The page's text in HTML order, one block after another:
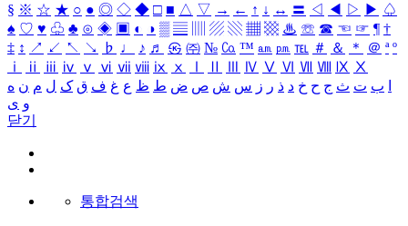
§ ※ ☆ ★ ○ ● ◎ ◇ ◆ □ ■ △ ▽ → ← ↑ ↓ ↔ 〓 ◁ ◀ ▷ ▶ ♤
♠ ♡ ♥ ♧ ♣ ⊙ ◈ ▣ ◐ ◑ ▒ ▤ ▨ ▧ ▦ ▩ ♨ ☏ ☎ ☜ ☞ ¶ †
‡ ↕ ↗ ↙ ↖ ↘ ♭ ♩ ♪ ♬ ㉿ ㈜ № ㏇ ™ ㏂ ㏘ ℡ ＃ ＆ ＊ ＠ ª º
ⅰ
ⅱ ⅲ ⅳ ⅴ ⅵ ⅶ ⅷ ⅸ ⅹ Ⅳ Ⅴ Ⅵ Ⅶ Ⅷ Ⅸ Ⅹ
ب ت ث ج ح خ د ذ ر ز س ش ص ض ط ظ ع غ ف ق ک ل م ن ه
و ی
닫기
통합검색